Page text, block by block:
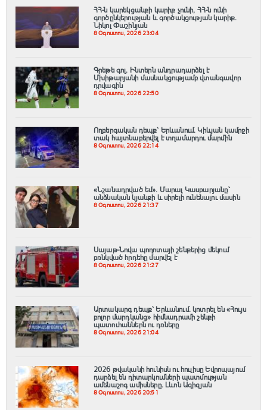
ՀՀ-ն կարեկցանքի կարիք չունի, ՀՀ-ն ունի
գործընկերության և գործակցության կարիք․
Նիկոլ Փաշինյան
8 Օգոստոս, 2026 23:04
Գրեթե գոլ. Ինտերն անդրադարձել է
Մխիթարյանի մասնակցությամբ վտանգավոր
դրվագին
8 Օգոստոս, 2026 22:50
Ողբերգական դեպք՝ Երևանում․ Կիևյան կամրջի
տակ հայտնաբերվել է տղամարդու մարմին
8 Օգոստոս, 2026 22:14
«Նշանադրված եմ». Մարալ Կասբարյանը՝
անձնական կյանքի և սիրելի ունենալու մասին
8 Օգոստոս, 2026 21:37
Սայաթ-Նովա պողոտայի շենքերից մեկում
բռնկված հրդեհը մարվել է
8 Օգոստոս, 2026 21:27
Արտակարգ դեպք՝ Երևանում․ կոտրել են «Հույս
բոլոր մարդկանց» հիմնադրամի շենքի
պատուհաններն ու դռները
8 Օգոստոս, 2026 21:04
2026 թվականի հունիսն ու հուլիսը Եվրոպայում
դարձել են դիտարկումների պատմության
ամենաշոգ ամիսները․ Լևոն Ազիզյան
8 Օգոստոս, 2026 20:51